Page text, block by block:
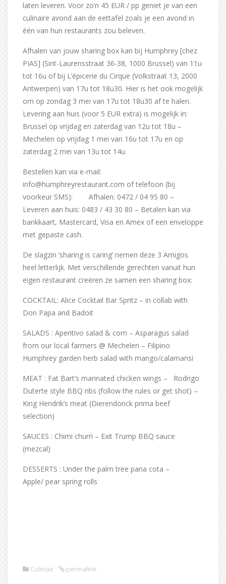
laten leveren. Voor zo’n 45 EUR / pp geniet je van een
culinaire avond aan de eettafel zoals je een avond in
één van hun restaurants zou beleven.
Afhalen van jouw sharing box kan bij Humphrey [chez
PIAS] (Sint-Laurensstraat 36-38, 1000 Brussel) van 11u
tot 16u of bij L’épicerie du Cirque (Volkstraat 13, 2000
Antwerpen) van 17u tot 18u30. Hier is het ook mogelijk
om op zondag 3 mei van 17u tot 18u30 af te halen.
Levering aan huis (voor 5 EUR extra) is mogelijk in:
Brussel op vrijdag en zaterdag van 12u tot 18u –
Mechelen op vrijdag 1 mei van 16u tot 17u en op
zaterdag 2 mei van 13u tot 14u.
Bestellen kan via e-mail:
info@humphreyrestaurant.com of telefoon (bij
voorkeur SMS): Afhalen: 0472 / 04 95 80 –
Leveren aan huis: 0483 / 43 30 80 – Betalen kan via
bankkaart, Mastercard, Visa en Amex of een enveloppe
met gepaste cash.
De slagzin ‘sharing is caring’ nemen deze 3 Amigos
heel letterlijk. Met verschillende gerechten vanuit hun
eigen restaurant creëren ze samen een sharing box:
COCKTAIL: Alice Cocktail Bar Spritz – in collab with
Don Papa and Badoit
SALADS : Aperitivo salad & corn – Asparagus salad
from our local farmers @ Mechelen – Filipino
Humphrey garden herb salad with mango/calamansi
MEAT : Fat Bart’s marinated chicken wings – Rodrigo
Duterte style BBQ ribs (follow the rules or get shot) –
King Hendrik’s meat (Dierendonck prima beef
selection)
SAUCES : Chimi churri – Exit Trump BBQ sauce
(mezcal)
DESSERTS : Under the palm tree pana cota –
Apple/ pear spring rolls
Culinair permalink